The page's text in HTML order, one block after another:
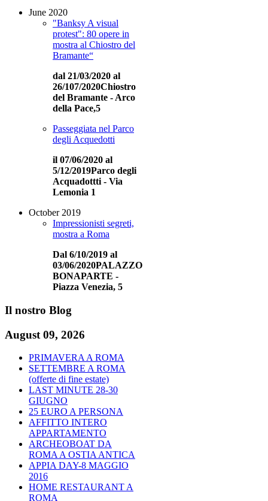
June 2020
"Banksy A visual
protest": 80 opere in
mostra al Chiostro del
Bramante“
dal 21/03/2020 al
26/107/2020Chiostro
del Bramante - Arco
della Pace,5
Passeggiata nel Parco
degli Acquedotti
il 07/06/2020 al
5/12/2019Parco degli
Acquadottti - Via
Lemonia 1
October 2019
Impressionisti segreti,
mostra a Roma
Dal 6/10/2019 al
03/06/2020PALAZZO
BONAPARTE -
Piazza Venezia, 5
Il nostro Blog
August 09, 2026
PRIMAVERA A ROMA
SETTEMBRE A ROMA
(offerte di fine estate)
LAST MINUTE 28-30
GIUGNO
25 EURO A PERSONA
AFFITTO INTERO
APPARTAMENTO
ARCHEOBOAT DA
ROMA A OSTIA ANTICA
APPIA DAY-8 MAGGIO
2016
HOME RESTAURANT A
ROMA